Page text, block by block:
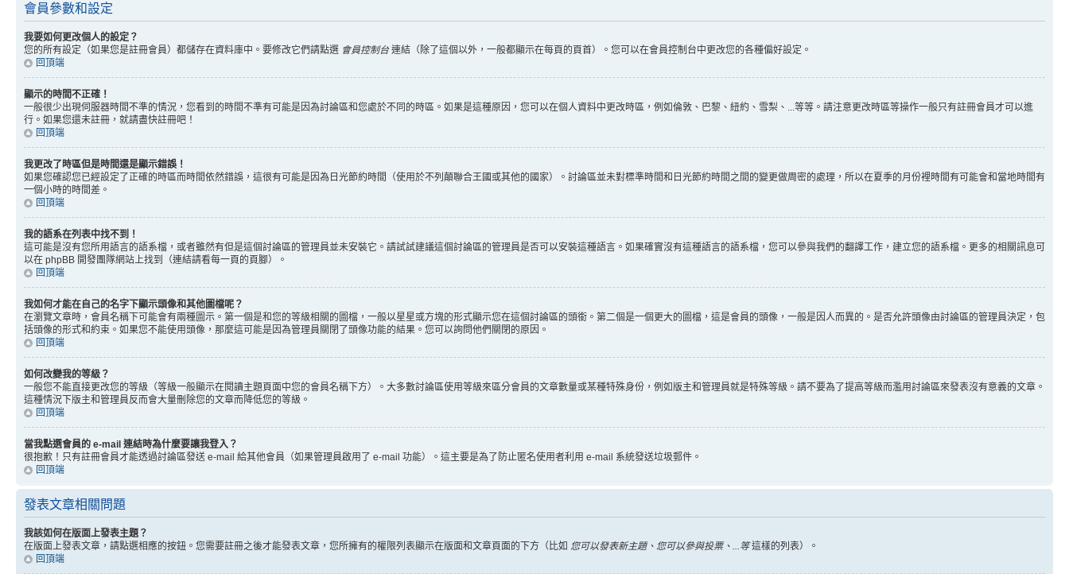
會員參數和設定
我要如何更改個人的設定？
您的所有設定（如果您是註冊會員）都儲存在資料庫中。要修改它們請點選 會員控制台連結（除了這個以外，一般都顯示在每頁的頁首）。您可以在會員控制台中更改您的各種偏好設定。
回頂端
顯示的時間不正確！
一般很少出現伺服器時間不準的情況，您看到的時間不準有可能是因為討論區和您處於不同的時區。如果是這種原因，您可以在個人資料中更改時區，例如倫敦、巴黎、紐約、雪梨、...等等。請注意更改時區等操作一般只有註冊會員才可以進
行。如果您還未註冊，就請盡快註冊吧！
回頂端
我更改了時區但是時間還是顯示錯誤！
如果您確認您已經設定了正確的時區而時間依然錯誤，這很有可能是因為日光節約時間（使用於不列顛聯合王國或其他的國家）。討論區並未對標準時間和日光節約時間之間的變更做周密的處理，所以在夏季的月份裡時間有可能會和當地時間有
一個小時的時間差。
回頂端
我的語系在列表中找不到！
這可能是沒有您所用語言的語系檔，或者雖然有但是這個討論區的管理員並未安裝它。請試試建議這個討論區的管理員是否可以安裝這種語言。如果確實沒有這種語言的語系檔，您可以參與我們的翻譯工作，建立您的語系檔。更多的相關訊息可
以在 phpBB 開發團隊網站上找到（連結請看每一頁的頁腳）。
回頂端
我如何才能在自己的名字下顯示頭像和其他圖檔呢？
在瀏覽文章時，會員名稱下可能會有兩種圖示。第一個是和您的等級相關的圖檔，一般以星星或方塊的形式顯示您在這個討論區的頭銜。第二個是一個更大的圖檔，這是會員的頭像，一般是因人而異的。是否允許頭像由討論區的管理員決定，包
括頭像的形式和約束。如果您不能使用頭像，那麼這可能是因為管理員關閉了頭像功能的結果。您可以詢問他們關閉的原因。
回頂端
如何改變我的等級？
一般您不能直接更改您的等級（等級一般顯示在閱讀主題頁面中您的會員名稱下方）。大多數討論區使用等級來區分會員的文章數量或某種特殊身份，例如版主和管理員就是特殊等級。請不要為了提高等級而濫用討論區來發表沒有意義的文章。
這種情況下版主和管理員反而會大量刪除您的文章而降低您的等級。
回頂端
當我點選會員的 e-mail 連結時為什麼要讓我登入？
很抱歉！只有註冊會員才能透過討論區發送 e-mail 給其他會員（如果管理員啟用了 e-mail 功能）。這主要是為了防止匿名使用者利用 e-mail 系統發送垃圾郵件。
回頂端
發表文章相關問題
我該如何在版面上發表主題？
在版面上發表文章，請點選相應的按鈕。您需要註冊之後才能發表文章，您所擁有的權限列表顯示在版面和文章頁面的下方（比如 您可以發表新主題、您可以參與投票、...等這樣的列表）。
回頂端